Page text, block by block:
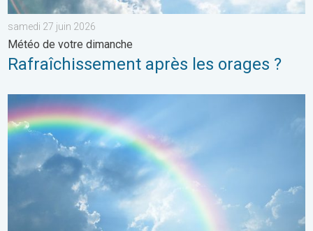
samedi 27 juin 2026
Météo de votre dimanche
Rafraîchissement après les orages ?
Eclaircies après les orages de samedi. Météo de votre